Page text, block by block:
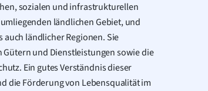
sozialen und infrastrukturellen
ländlichen Gebiet, und
ländlicher Regionen. Sie
und Dienstleistungen sowie die
Ein gutes Verständnis dieser
die Förderung von Lebensqualität im